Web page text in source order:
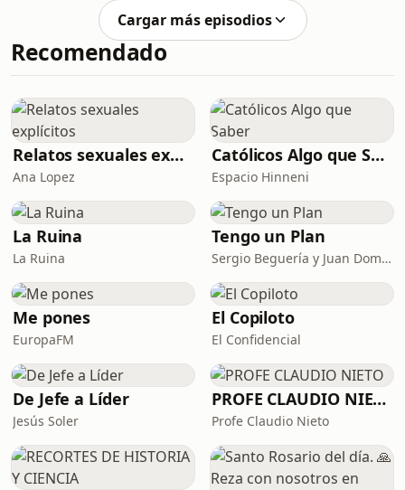
increíble lleno de grandes momentos,
como una regresión al pasado o una
llamada a una cita ausente.
Cargar más episodios
Recomendado
Relatos sexuales explícitos
Ana Lopez
Católicos Algo que Saber
Espacio Hinneni
La Ruina
La Ruina
Tengo un Plan
Sergio Beguería y Juan Domínguez
Me pones
EuropaFM
El Copiloto
El Confidencial
De Jefe a Líder
Jesús Soler
PROFE CLAUDIO NIETO
Profe Claudio Nieto